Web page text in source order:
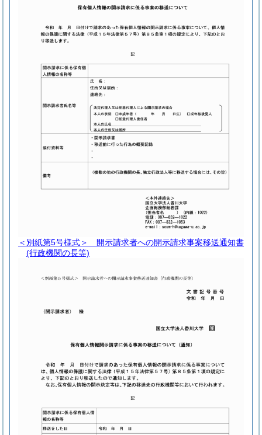
＜別紙第5号様式＞
開示請求者への開示請求事案移送通知書
(行政機関の長等)